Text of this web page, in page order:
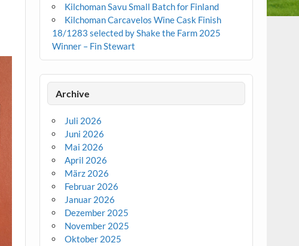
Kilchoman Savu Small Batch for Finland
Kilchoman Carcavelos Wine Cask Finish
18/1283 selected by Shake the Farm 2025
Winner – Fin Stewart
Archive
Juli 2026
Juni 2026
Mai 2026
April 2026
März 2026
Februar 2026
Januar 2026
Dezember 2025
November 2025
Oktober 2025